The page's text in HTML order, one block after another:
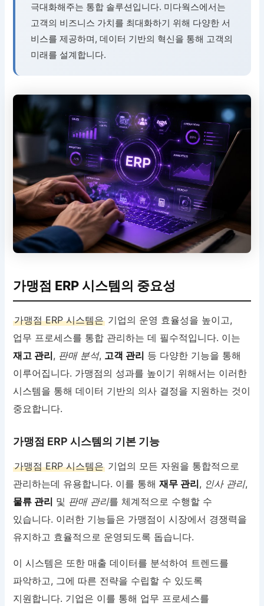
극대화해주는 통합 솔루션입니다. 미다웍스에서는
고객의 비즈니스 가치를 최대화하기 위해 다양한 서
비스를 제공하며, 데이터 기반의 혁신을 통해 고객의
미래를 설계합니다.
가맹점 ERP 시스템의 중요성
가맹점 ERP 시스템은 기업의 운영 효율성을 높이고,
업무 프로세스를 통합 관리하는 데 필수적입니다. 이는
재고 관리, 판매 분석, 고객 관리 등 다양한 기능을 통해
이루어집니다. 가맹점의 성과를 높이기 위해서는 이러한
시스템을 통해 데이터 기반의 의사 결정을 지원하는 것이
중요합니다.
가맹점 ERP 시스템의 기본 기능
가맹점 ERP 시스템은 기업의 모든 자원을 통합적으로
관리하는데 유용합니다. 이를 통해재무 관리, 인사 관리,
물류 관리 및 판매 관리를 체계적으로 수행할 수
있습니다. 이러한 기능들은 가맹점이 시장에서 경쟁력을
유지하고 효율적으로 운영되도록 돕습니다.
이 시스템은 또한 매출 데이터를 분석하여 트렌드를
파악하고, 그에 따른 전략을 수립할 수 있도록
지원합니다. 기업은 이를 통해 업무 프로세스를